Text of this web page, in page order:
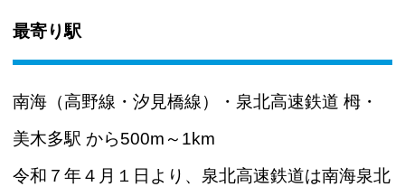
最寄り駅
南海（高野線・汐見橋線）・泉北高速鉄道 栂・
美木多駅 から500m～1km
令和７年４月１日より、泉北高速鉄道は南海泉北